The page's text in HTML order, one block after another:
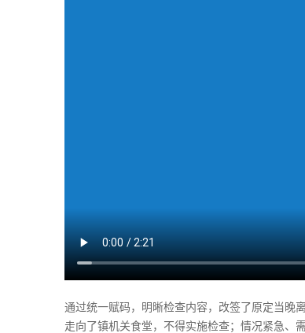
通过统一赋码，明晰检查内容，改签了原定当晚
走向了镇机关食堂，不得实施检查；情况紧急、